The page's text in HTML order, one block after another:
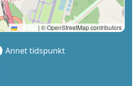
Leaflet | © OpenStreetMap contributors
Annet tidspunkt